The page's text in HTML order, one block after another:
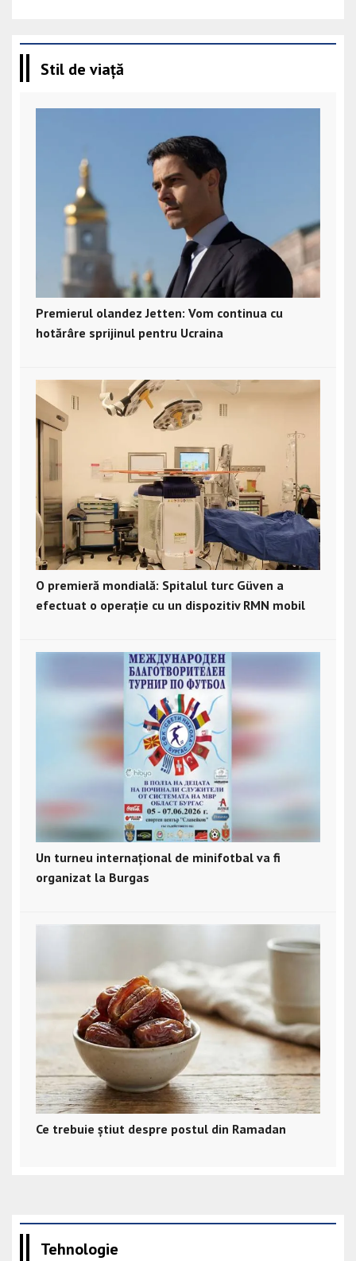
Stil de viață
Premierul olandez Jetten: Vom continua cu
hotărâre sprijinul pentru Ucraina
O premieră mondială: Spitalul turc Güven a
efectuat o operație cu un dispozitiv RMN mobil
Un turneu internațional de minifotbal va fi
organizat la Burgas
Ce trebuie știut despre postul din Ramadan
Tehnologie